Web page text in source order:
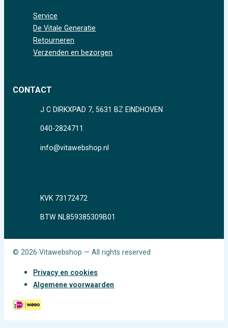
Service
De Vitale Generatie
Retourneren
Verzenden en bezorgen
CONTACT
J C DIRKXPAD 7, 5631 BZ EINDHOVEN
040-2824711
info@vitawebshop.nl
KVK 73172472
BTW NL859385309B01
© 2026 Vitawebshop — All rights reserved
Privacy en cookies
Algemene voorwaarden